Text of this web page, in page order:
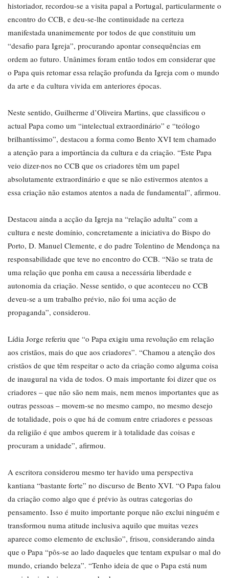
historiador, recordou-se a visita papal a Portugal, particularmente o
encontro do CCB, e deu-se-lhe continuidade na certeza
manifestada unanimemente por todos de que constituiu um
“desafio para Igreja”, procurando apontar consequências em
ordem ao futuro. Unânimes foram então todos em considerar que
o Papa quis retomar essa relação profunda da Igreja com o mundo
da arte e da cultura vivida em anteriores épocas.
Neste sentido, Guilherme d’Oliveira Martins, que classificou o
actual Papa como um “intelectual extraordinário” e “teólogo
brilhantíssimo”, destacou a forma como Bento XVI tem chamado
a atenção para a importância da cultura e da criação. “Este Papa
veio dizer-nos no CCB que os criadores têm um papel
absolutamente extraordinário e que se não estivermos atentos a
essa criação não estamos atentos a nada de fundamental”, afirmou.
Destacou ainda a acção da Igreja na “relação adulta” com a
cultura e neste domínio, concretamente a iniciativa do Bispo do
Porto, D. Manuel Clemente, e do padre Tolentino de Mendonça na
responsabilidade que teve no encontro do CCB. “Não se trata de
uma relação que ponha em causa a necessária liberdade e
autonomia da criação. Nesse sentido, o que aconteceu no CCB
deveu-se a um trabalho prévio, não foi uma acção de
propaganda”, considerou.
Lídia Jorge referiu que “o Papa exigiu uma revolução em relação
aos cristãos, mais do que aos criadores”. “Chamou a atenção dos
cristãos de que têm respeitar o acto da criação como alguma coisa
de inaugural na vida de todos. O mais importante foi dizer que os
criadores – que não são nem mais, nem menos importantes que as
outras pessoas – movem-se no mesmo campo, no mesmo desejo
de totalidade, pois o que há de comum entre criadores e pessoas
da religião é que ambos querem ir à totalidade das coisas e
procuram a unidade”, afirmou.
A escritora considerou mesmo ter havido uma perspectiva
kantiana “bastante forte” no discurso de Bento XVI. “O Papa falou
da criação como algo que é prévio às outras categorias do
pensamento. Isso é muito importante porque não exclui ninguém e
transformou numa atitude inclusiva aquilo que muitas vezes
aparece como elemento de exclusão”, frisou, considerando ainda
que o Papa “pôs-se ao lado daqueles que tentam expulsar o mal do
mundo, criando beleza”. “Tenho ideia de que o Papa está num